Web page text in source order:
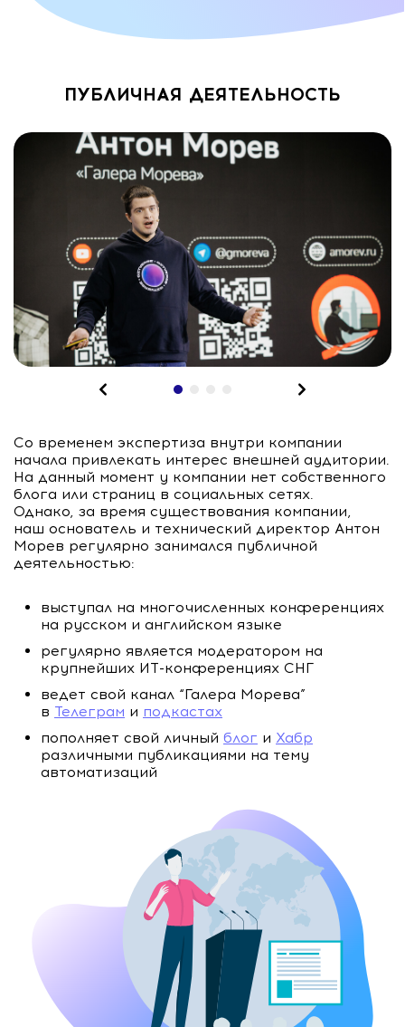
ПУБЛИЧНАЯ ДЕЯТЕЛЬНОСТЬ
Со временем экспертиза внутри компании
начала привлекать интерес внешней аудитории.
На данный момент у компании нет собственного
блога или страниц в социальных сетях.
Однако, за время существования компании,
наш основатель и технический директор Антон
Морев регулярно занимался публичной
деятельностью:
выступал на многочисленных конференциях
на русском и английском языке
регулярно является модератором на
крупнейших ИТ-конференциях СНГ
ведет свой канал “Галера Морева”
в Телеграм и подкастах
пополняет свой личный блог и Хабр
различными публикациями на тему
автоматизаций